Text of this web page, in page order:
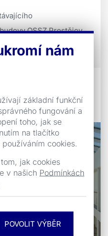
nám
základní funkční
fungování a
toho, jak se
na tlačítko
používáním cookies.
jak cookies
v našich Podmínkách
OSSZ Prostějov
byla realizo ...
-